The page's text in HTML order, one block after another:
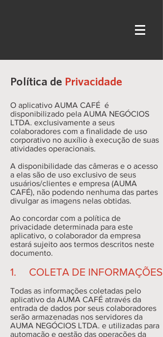
Política de Privacidade
O aplicativo AUMA CAFÉ é
disponibilizado pela AUMA NEGÓCIOS
LTDA. exclusivamente a seus
colaboradores com a finalidade de uso
corporativo no auxílio à execução de suas
atividades operacionais.
A disponibilidade das câmeras e o acesso
a elas são de uso exclusivo de seus
usuários/clientes e empresa (AUMA
CAFÉ), não podendo nenhuma das partes
divulgar as imagens nelas obtidas.
Ao concordar com a política de
privacidade determinada para este
aplicativo, o colaborador da empresa
estará sujeito aos termos descritos neste
documento.
1. COLETA DE INFORMAÇÕES
Todas as informações coletadas pelo
aplicativo da AUMA CAFÉ através da
entrada de dados por seus colaboradores
serão armazenadas nos servidores da
AUMA NEGÓCIOS LTDA. e utilizadas para
automação e gestão das operações da